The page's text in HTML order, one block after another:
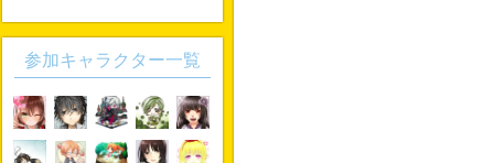
参加キャラクター一覧